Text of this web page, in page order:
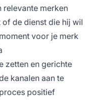
merken
de dienst die hij wil
voor je merk
zetten en gerichte
kanalen aan te
positief